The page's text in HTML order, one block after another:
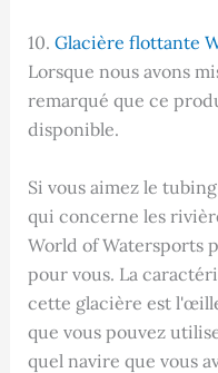
10. Glacière flottante
Lorsque nous avons
remarqué que ce
disponible.
Si vous aimez le
qui concerne les
World of Watersports
pour vous. La
cette glacière est
que vous pouvez
quel navire que vous